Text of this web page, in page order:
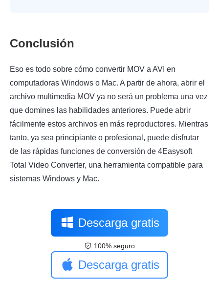
Conclusión
Eso es todo sobre cómo convertir MOV a AVI en
computadoras Windows o Mac. A partir de ahora, abrir el
archivo multimedia MOV ya no será un problema una vez
que domines las habilidades anteriores. Puede abrir
fácilmente estos archivos en más reproductores. Mientras
tanto, ya sea principiante o profesional, puede disfrutar
de las rápidas funciones de conversión de 4Easysoft
Total Video Converter, una herramienta compatible para
sistemas Windows y Mac.
Descarga gratis
100% seguro
Descarga gratis